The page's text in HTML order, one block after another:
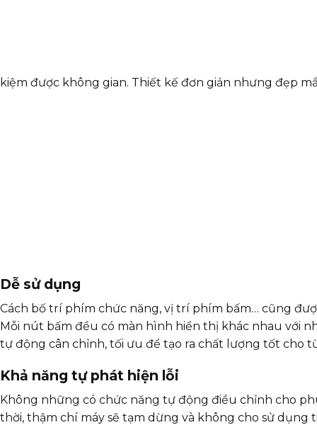
kiệm được không gian. Thiết kế đơn giản nhưng đẹp
Dễ sử dụng
Cách bố trí phím chức năng, vị trí phím bấm… cũng
Mỗi nút bấm đều có màn hình hiển thị khác nhau với
tự động cân chỉnh, tối ưu để tạo ra chất lượng tốt cho
Khả năng tự phát hiện lỗi
Không những có chức năng tự động điều chỉnh cho
thời, thậm chí máy sẽ tạm dừng và không cho sử dụng